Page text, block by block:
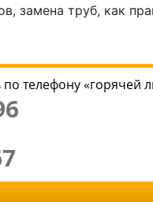
замена труб, как
телефону «горячей